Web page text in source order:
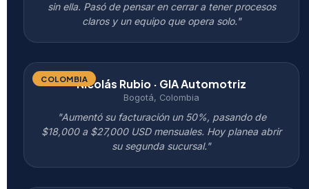
sin ella. Pasó de pensar en cerrar a tener procesos
claros y un equipo que opera solo."
COLOMBIANicolás Rubio · GIA Automotriz
Bogotá, Colombia
"Aumentó su facturación un 50%, pasando de
$18,000 a $27,000 USD mensuales. Hoy planea abrir
su segunda sucursal."